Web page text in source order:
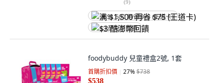
(9)
满 $1,500 再省 $75 (王道卡)
$3 酷澎幣回饋
foodybuddy 兒童禮盒2號, 1套
首購折扣價 27%$738
$538